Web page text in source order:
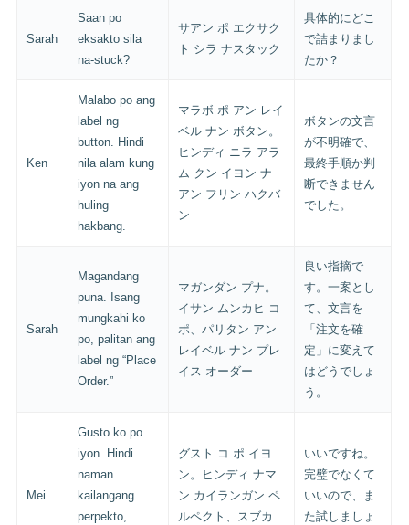
Sarah
Saan po
eksakto sila
na-stuck?
サアン ポ エクサク
ト シラ ナスタック
具体的にどこ
で詰まりまし
たか？
Ken
Malabo po ang
label ng
button. Hindi
nila alam kung
iyon na ang
huling
hakbang.
マラボ ポ アン レイ
ベル ナン ボタン。
ヒンディ ニラ アラ
ム クン イヨン ナ
アン フリン ハクバ
ン
ボタンの文言
が不明確で、
最終手順か判
断できません
でした。
Sarah
Magandang
puna. Isang
mungkahi ko
po, palitan ang
label ng “Place
Order.”
マガンダン プナ。
イサン ムンカヒ コ
ポ、パリタン アン
レイベル ナン プレ
イス オーダー
良い指摘で
す。一案とし
て、文言を
「注文を確
定」に変えて
はどうでしょ
う。
Mei
Gusto ko po
iyon. Hindi
naman
kailangang
perpekto,
グスト コ ポ イヨ
ン。ヒンディ ナマ
ン カイランガン ペ
ルペクト、スブカ
いいですね。
完璧でなくて
いいので、ま
た試しましょ